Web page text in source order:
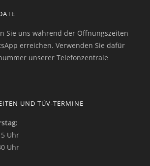
Sie uns während der Öffnungszeiten
erreichen. Verwenden Sie dafür
unserer Telefonzentrale
UND TÜV-TERMINE
Uhr
Uhr